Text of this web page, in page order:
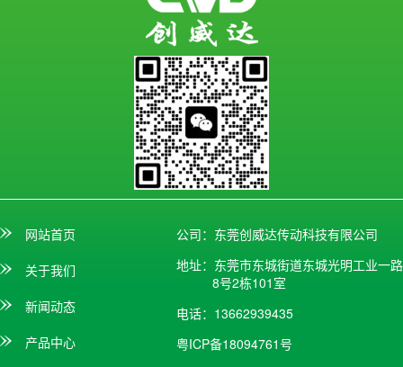
网站首页
关于我们
新闻动态
产品中心
公司：东莞创威达传动科技有限公司
地址：东莞市东城街道东城光明工业一路
8号2栋101室
电话：13662939435
粤ICP备18094761号